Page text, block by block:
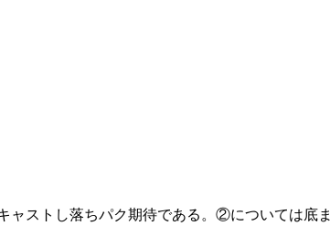
ストし落ちパク期待である。②については底ま